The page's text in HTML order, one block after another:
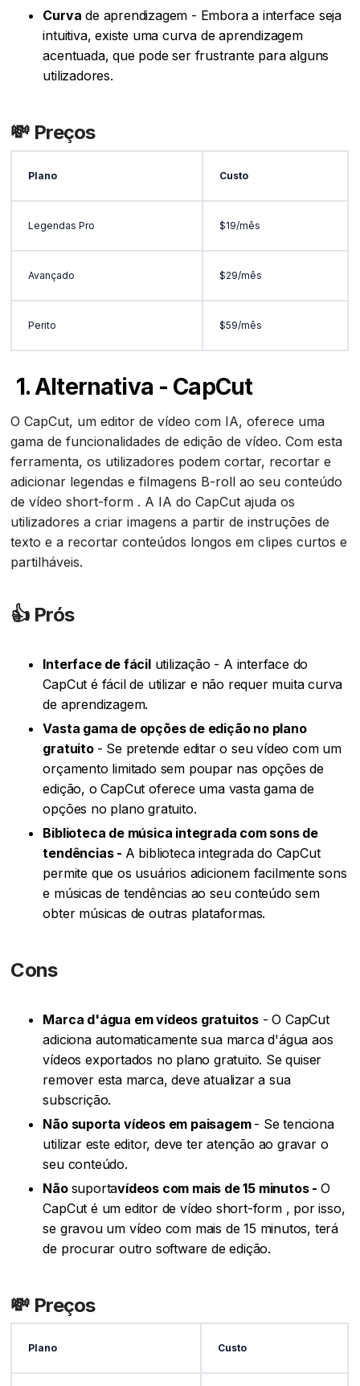
‍Curva de aprendizagem - Embora a interface seja
intuitiva, existe uma curva de aprendizagem
acentuada, que pode ser frustrante para alguns
utilizadores.
💸 Preços
Plano Custo
Legendas Pro $19/mês
Avançado $29/mês
Perito $59/mês
1. Alternativa - CapCut
O CapCut, um editor de vídeo com IA, oferece uma
gama de funcionalidades de edição de vídeo. Com esta
ferramenta, os utilizadores podem cortar, recortar e
adicionar legendas e filmagens B-roll ao seu conteúdo
de vídeo short-form . A IA do CapCut ajuda os
utilizadores a criar imagens a partir de instruções de
texto e a recortar conteúdos longos em clipes curtos e
partilháveis.
👍 Prós‍
Interface de fácilutilização - A interface do
CapCut é fácil de utilizar e não requer muita curva
de aprendizagem.
Vasta gama de opções de edição no plano
gratuito - Se pretende editar o seu vídeo com um
orçamento limitado sem poupar nas opções de
edição, o CapCut oferece uma vasta gama de
opções no plano gratuito.
‍Biblioteca de música integrada com sons de
tendências - A biblioteca integrada do CapCut
permite que os usuários adicionem facilmente sons
e músicas de tendências ao seu conteúdo sem
obter músicas de outras plataformas.
Cons
Marca d'água em vídeos gratuitos - O CapCut
adiciona automaticamente sua marca d'água aos
vídeos exportados no plano gratuito. Se quiser
remover esta marca, deve atualizar a sua
subscrição.
Não suporta vídeos em paisagem - Se tenciona
utilizar este editor, deve ter atenção ao gravar o
seu conteúdo.
‍Não suportavídeos com mais de 15 minutos - O
CapCut é um editor de vídeo short-form , por isso,
se gravou um vídeo com mais de 15 minutos, terá
de procurar outro software de edição.
💸 Preços
Plano Custo